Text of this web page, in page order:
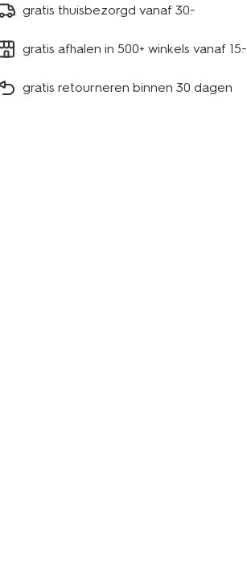
gratis thuisbezorgd vanaf 30.-
gratis afhalen in 500+ winkels vanaf 15.-
gratis retourneren binnen 30 dagen